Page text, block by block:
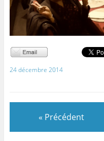
24 décembre 2014
« Précédent